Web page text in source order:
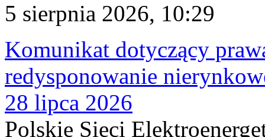
5 sierpnia 2026, 10:29
Komunikat dotyczący
redysponowanie
28 lipca 2026
Polskie Sieci